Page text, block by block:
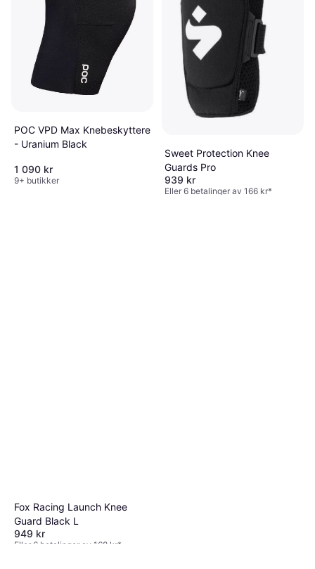
POC VPD Max Knebeskyttere
- Uranium Black
1 090 kr
9+ butikker
Sweet Protection Knee
Guards Pro
939 kr
Eller 6 betalinger av 166 kr*
Fox Racing Launch Knee
Guard Black L
949 kr
Eller 6 betalinger av 168 kr*